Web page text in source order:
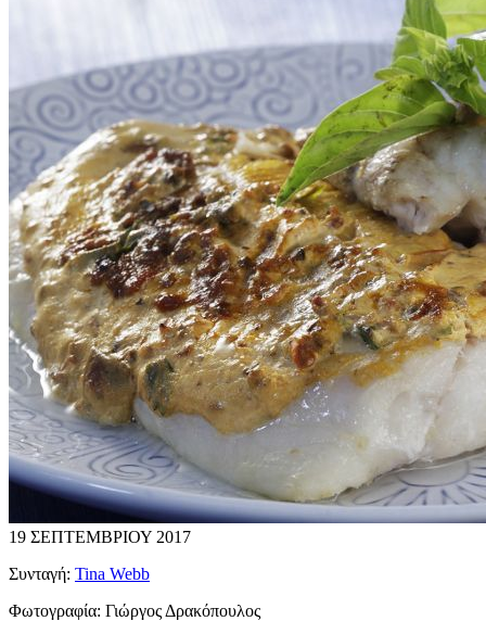
19 ΣΕΠΤΕΜΒΡΙΟΥ 2017
Συνταγή: Tina Webb
Φωτογραφία: Γιώργος Δρακόπουλος